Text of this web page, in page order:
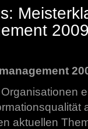
aktuellen